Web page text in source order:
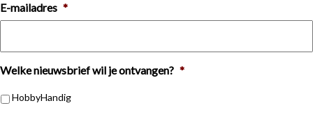
E-mailadres *
Welke nieuwsbrief wil je ontvangen? *
HobbyHandig